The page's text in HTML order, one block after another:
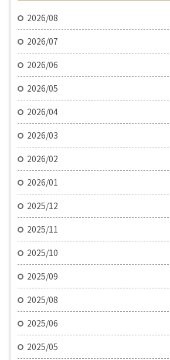
2026/08
2026/07
2026/06
2026/05
2026/04
2026/03
2026/02
2026/01
2025/12
2025/11
2025/10
2025/09
2025/08
2025/06
2025/05